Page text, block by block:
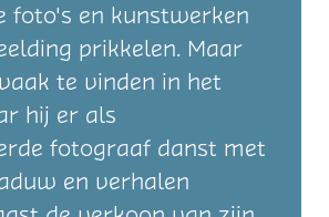
foto's en kunstwerken
prikkelen. Maar
te vinden in het
hij er als
fotograaf danst met
en verhalen